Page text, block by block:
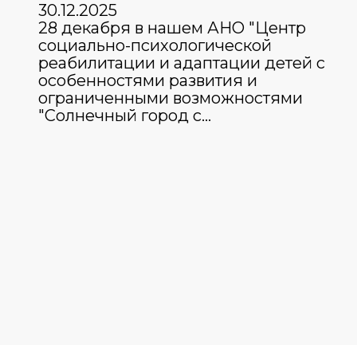
30.12.2025
28 декабря в нашем АНО "Центр
социально-психологической
реабилитации и адаптации детей с
особенностями развития и
ограниченными возможностями
"Солнечный город с…